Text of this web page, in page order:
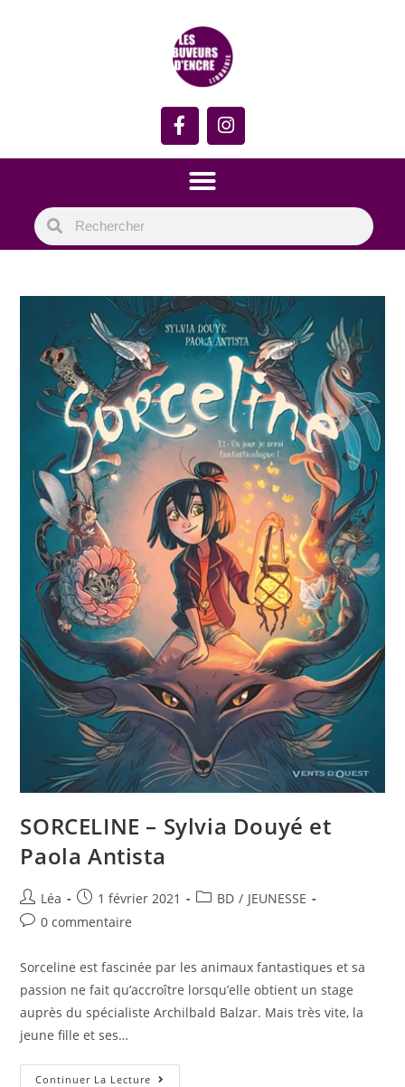
SORCELINE – Sylvia Douyé et
Paola Antista
Léa 1 février 2021 BD / JEUNESSE
0 commentaire
Sorceline est fascinée par les animaux fantastiques et sa
passion ne fait qu’accroître lorsqu’elle obtient un stage
auprès du spécialiste Archilbald Balzar. Mais très vite, la
jeune fille et ses…
Continuer La Lecture